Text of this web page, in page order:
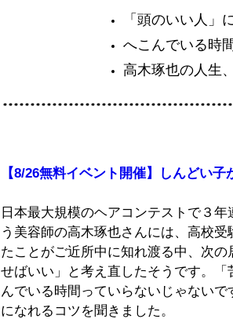
「頭のいい人
へこんでいる時
高木琢也の人生
【8/26無料イベント開催】しんどい
日本最大規模のヘアコンテストで３
う美容師の高木琢也さんには、高校
たことがご近所中に知れ渡る中、次
せばいい」と考え直したそうです。
んでいる時間っていらないじゃない
になれるコツを聞きました。